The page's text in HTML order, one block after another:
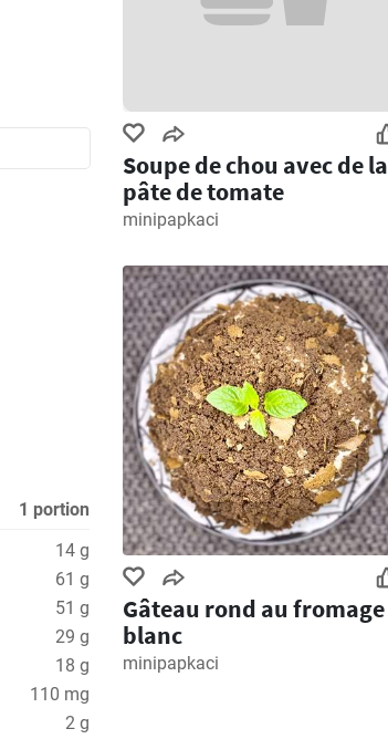
1 portion
14 g
61 g
51 g
29 g
18 g
110 mg
2 g
Soupe de chou avec de la
pâte de tomate
minipapkaci
Gâteau rond au fromage
blanc
minipapkaci